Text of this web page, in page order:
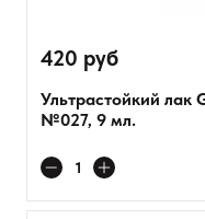
420 руб
Ультрастойкий лак
№027, 9 мл.